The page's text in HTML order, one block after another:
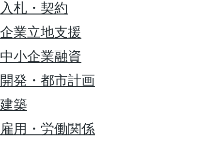
入札・契約
企業立地支援
中小企業融資
開発・都市計画
建築
雇用・労働関係